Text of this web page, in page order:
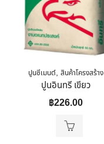
ปูนซีเมนต์, สินค้าโครงสร้าง
ปูนอินทรี เขียว
฿226.00